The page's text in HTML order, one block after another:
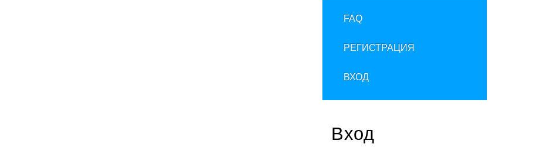
FAQ
РЕГИСТРАЦИЯ
ВХОД
Вход